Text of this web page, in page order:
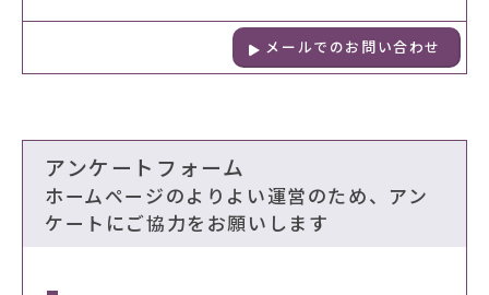
メールでのお問い合わせ
アンケートフォーム
ホームページのよりよい運営のため、アン
ケートにご協力をお願いします